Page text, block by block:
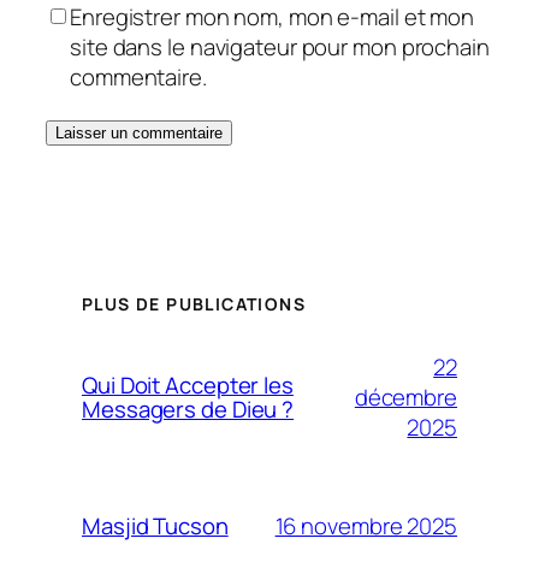
Enregistrer mon nom, mon e-mail et mon
site dans le navigateur pour mon prochain
commentaire.
PLUS DE PUBLICATIONS
Qui Doit Accepter les
Messagers de Dieu ?
22
décembre
2025
Masjid Tucson 16 novembre 2025